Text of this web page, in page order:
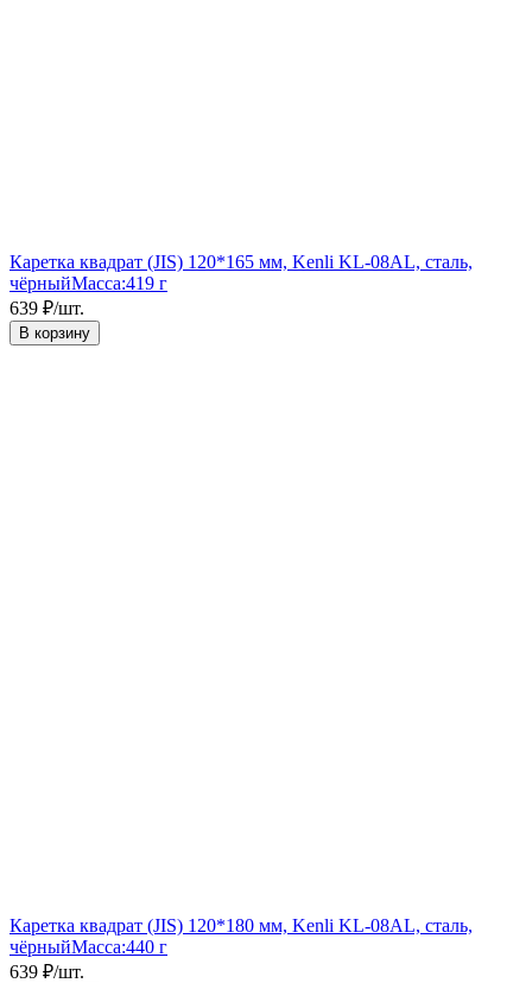
Каретка квадрат (JIS) 120*165 мм, Kenli KL-08AL, сталь,
чёрныйМасса:419 г
639 ₽/шт.
В корзину
Каретка квадрат (JIS) 120*180 мм, Kenli KL-08AL, сталь,
чёрныйМасса:440 г
639 ₽/шт.